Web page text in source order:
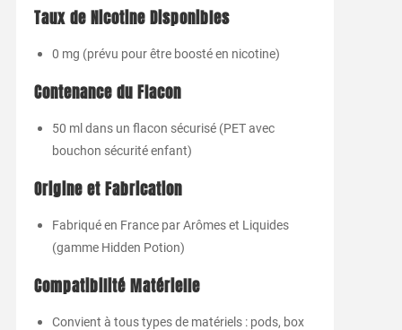
Taux de Nicotine Disponibles
0 mg (prévu pour être boosté en nicotine)
Contenance du Flacon
50 ml dans un flacon sécurisé (PET avec
bouchon sécurité enfant)
Origine et Fabrication
Fabriqué en France par Arômes et Liquides
(gamme Hidden Potion)
Compatibilité Matérielle
Convient à tous types de matériels : pods, box